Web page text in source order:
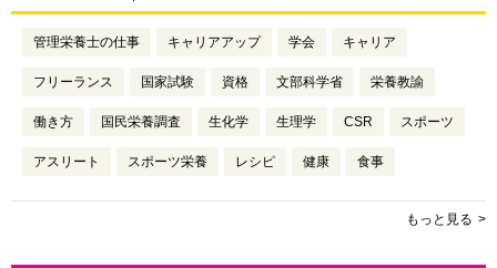
管理栄養士の仕事 キャリアアップ 学会 キャリア
フリーランス 国家試験 資格 文部科学省 栄養教諭
働き方 国民栄養調査 生化学 生理学 CSR スポーツ
アスリート スポーツ栄養 レシピ 健康 食事
もっと見る